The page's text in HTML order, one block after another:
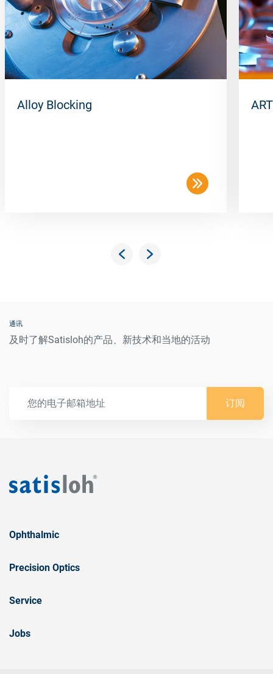
Alloy Blocking
通讯
及时了解Satisloh的产品、新技术和当地的活动
订阅
Ophthalmic
Precision Optics
Service
Jobs